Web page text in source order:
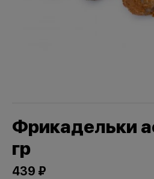
Фрикадельки
гр
439 ₽